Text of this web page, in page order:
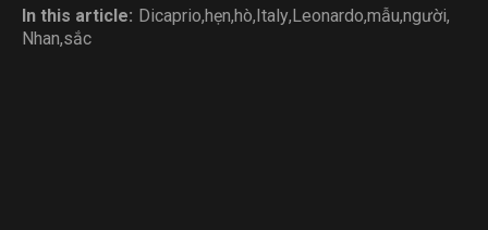
In this article: Dicaprio,hẹn,hò,Italy,Leonardo,mẫu,người,
Nhan,sắc